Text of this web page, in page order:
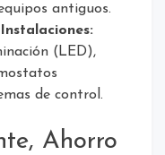
antiguos.
(LED),
de control.
Ahorro